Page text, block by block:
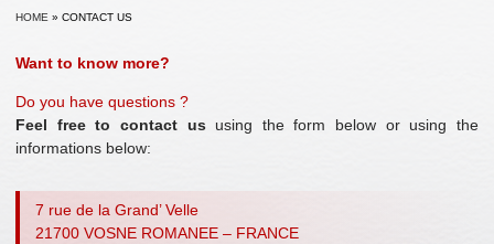
HOME » CONTACT US
Want to know more?
Do you have questions ?
Feel free to contact ususing the form below or using the
informations below:
7 rue de la Grand’ Velle
21700 VOSNE ROMANEE – FRANCE